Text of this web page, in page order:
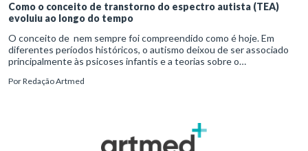
Como o conceito de transtorno do espectro autista (TEA)
evoluiu ao longo do tempo
O conceito de nem sempre foi compreendido como é hoje. Em
diferentes períodos históricos, o autismo deixou de ser associado
principalmente às psicoses infantis e a teorias sobre o
transtorno do des
PorRedação Artmed